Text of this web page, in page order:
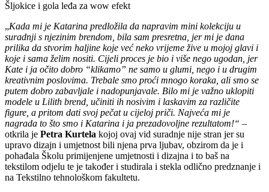
Šljokice i gola leđa za wow efekt
„Kada mi je Katarina predložila da napravim mini kolekciju u
suradnji s njezinim brendom, bila sam presretna, jer mi je dana
prilika da stvorim haljine koje već neko vrijeme žive u mojoj glavi i
koje i sama želim nositi. Cijeli proces je bio i više nego ugodan, jer
Kate i ja očito dobro “klikamo” ne samo u glumi, nego i u drugim
kreativnim poslovima. Trebale smo proći mnogo koraka, ali smo se
putem dobro zabavljale i nadopunjavale. Bilo mi je važno uklopiti
modele u Lilith brend, učiniti ih nosivim i laskavim za različite
figure, a pritom dati svoj pečat u cijeloj priči. Najveća mi je
nagrada to što smo i Katarina i ja prezadovoljne rezultatom!“ –
otkrila je Petra Kurtela kojoj ovaj vid suradnje nije stran jer su
upravo dizajn i umjetnost bili njena prva ljubav, obzirom da je i
pohađala Školu primijenjene umjetnosti i dizajna i to baš na
tekstilom odjelu te je također i studirala i stekla odlično predznanje i
na Tekstilno tehnološkom fakultetu.